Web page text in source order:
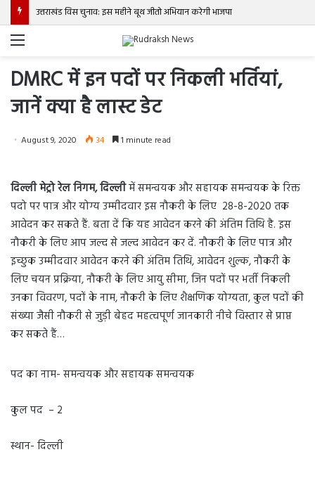
उत्तराखंड विस चुनाव: इस महीने बूथ जीतो अभियान करेगी भाजपा
Menu
DMRC में इन पदों पर निकली भर्तियां,
जानें क्या है लास्ट डेट
August 9, 2020 34 1 minute read
दिल्ली मेट्रो रेल निगम, दिल्लीमें समन्वयक और सहायक समन्वयक के रिक्त
पदो पर पात्र और योग्य उम्मीदवार इस नौकरी के लिए 28-8-2020 तक
आवेदन कर सकते हैं. बता दें कि यह आवेदन करने की अंतिम तिथि है. इस
नौकरी के लिए आप जल्द से जल्द आवेदन कर दें. नौकरी के लिए पात्र और
इच्छुक उम्मीदवार आवेदन करने की अंतिम तिथि, आवेदन शुल्क, नौकरी के
लिए चयन प्रक्रिया, नौकरी के लिए आयु सीमा, जिन पदों पर भर्ती निकली
उनका विवरण, पदों के नाम, नौकरी के लिए शैक्षणिक योग्यता, कुल पदों की
संख्या जैसी नौकरी से जुड़ी बेहद महत्वपूर्ण जानकारी नीचे विस्तार से प्राप्त
कर सकते हैं…
पद का नाम- समन्वयक और सहायक समन्वयक
कुल पद – 2
स्थान- दिल्ली